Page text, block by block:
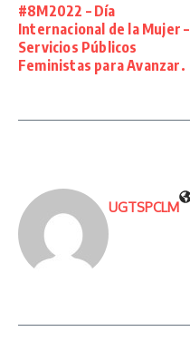
#8M2022 – Día
Internacional de la Mujer –
Servicios Públicos
Feministas para Avanzar.
UGTSPCLM